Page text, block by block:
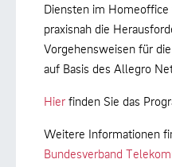
Diensten im
praxisnah die
Vorgehensweisen für
auf Basis des Allegro
Hier finden Sie das
Weitere Informationen
Bundesverband